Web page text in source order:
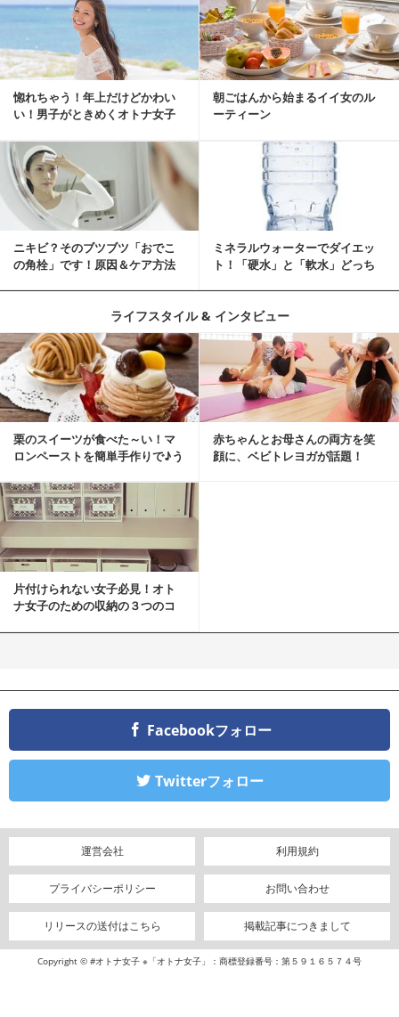
惚れちゃう！年上だけどかわい
い！男子がときめくオトナ女子
朝ごはんから始まるイイ女のル
ーティーン
ニキビ？そのブツブツ「おでこ
の角栓」です！原因＆ケア方法
ミネラルウォーターでダイエッ
ト！「硬水」と「軟水」どっち
ライフスタイル & インタビュー
栗のスイーツが食べた～い！マ
ロンペーストを簡単手作りで♪う
赤ちゃんとお母さんの両方を笑
顔に、ベビトレヨガが話題！
片付けられない女子必見！オト
ナ女子のための収納の３つのコ
Facebookフォロー
Twitterフォロー
運営会社 利用規約
プライバシーポリシー お問い合わせ
リリースの送付はこちら 掲載記事につきまして
Copyright © #オトナ女子 ※「オトナ女子」：商標登録番号：第５９１６５７４号